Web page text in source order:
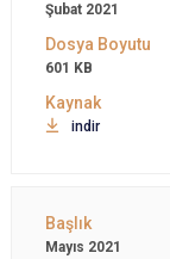
Şubat 2021
601 KB
indir
Mayıs 2021